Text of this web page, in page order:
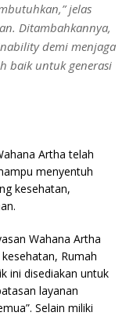
jelas
Ditambahkannya,
demi menjaga
baik untuk generasi
Artha telah
menyentuh
kesehatan,
Wahana Artha
Rumah
ini disediakan untuk
layanan
Selain miliki